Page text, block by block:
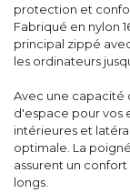
protection et
Fabriqué en nylon
principal zippé
les ordinateurs
Avec une capacité
d'espace pour vos
intérieures et
optimale. La
assurent un
longs.